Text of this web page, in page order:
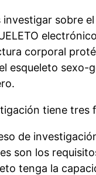
investigar sobre
corporal
esqueleto sexo-
tiene tres
de
son los
tenga la